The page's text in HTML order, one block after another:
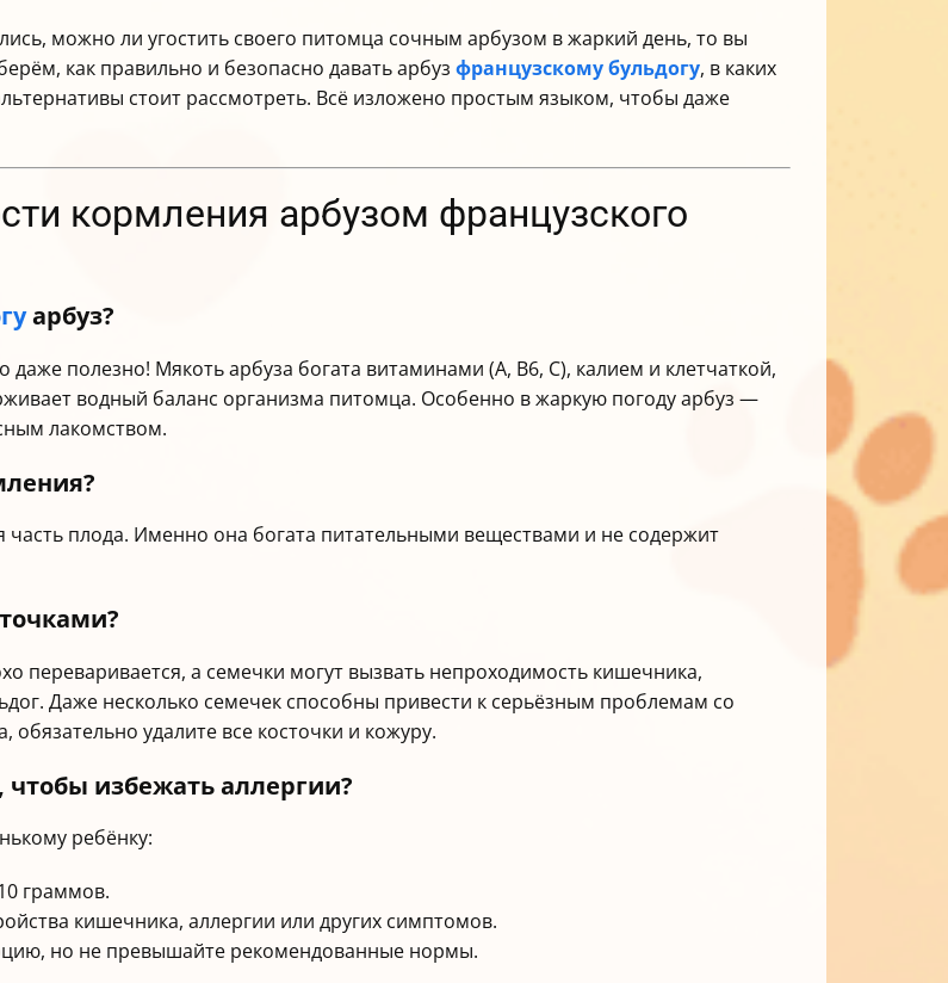
можно ли угостить своего питомца сочным арбузом в жаркий день, то вы
как правильно и безопасно давать арбуз французскому бульдогу, в каких
стоит рассмотреть. Всё изложено простым языком, чтобы даже
кормления арбузом французского
арбуз?
даже полезно! Мякоть арбуза богата витаминами (А, В6, С), калием и клетчаткой,
водный баланс организма питомца. Особенно в жаркую погоду арбуз —
лакомством.
часть плода. Именно она богата питательными веществами и не содержит
переваривается, а семечки могут вызвать непроходимость кишечника,
Даже несколько семечек способны привести к серьёзным проблемам со
удалите все косточки и кожуру.
избежать аллергии?
ребёнку:
граммов.
кишечника, аллергии или других симптомов.
но не превышайте рекомендованные нормы.